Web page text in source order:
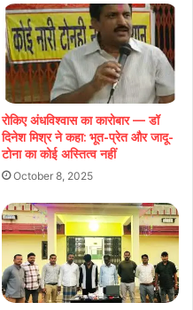
रोकिए अंधविश्वास का कारोबार — डॉ
दिनेश मिश्र ने कहा: भूत-प्रेत और जादू-
टोना का कोई अस्तित्व नहीं
October 8, 2025